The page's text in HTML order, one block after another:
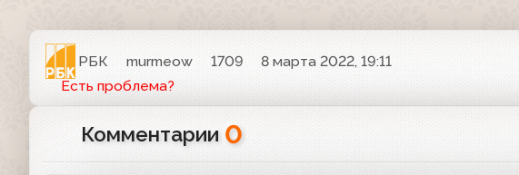
РБК murmeow 1709
8 марта 2022, 19:11
Есть проблема?
Комментарии 0